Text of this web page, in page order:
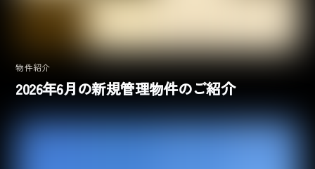
物件紹介
2026年6月の新規管理物件のご紹介